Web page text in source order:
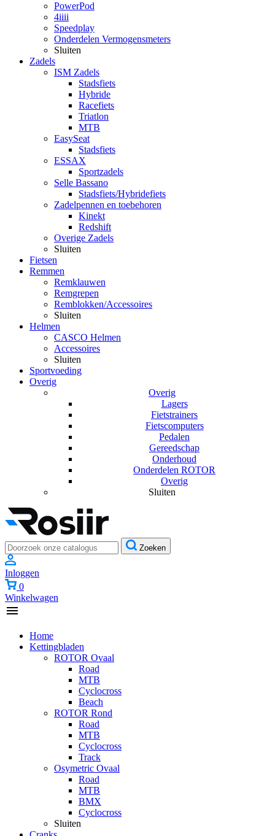
PowerPod
4iiii
Speedplay
Onderdelen Vermogensmeters
Sluiten
Zadels
ISM Zadels
Stadsfiets
Hybride
Racefiets
Triatlon
MTB
EasySeat
Stadsfiets
ESSAX
Sportzadels
Selle Bassano
Stadsfiets/Hybridefiets
Zadelpennen en toebehoren
Kinekt
Redshift
Overige Zadels
Sluiten
Fietsen
Remmen
Remklauwen
Remgrepen
Remblokken/Accessoires
Sluiten
Helmen
CASCO Helmen
Accessoires
Sluiten
Sportvoeding
Overig
Overig
Lagers
Fietstrainers
Fietscomputers
Pedalen
Gereedschap
Onderhoud
Onderdelen ROTOR
Overig
Sluiten
Zoeken
Inloggen
0
Winkelwagen
Home
Kettingbladen
ROTOR Ovaal
Road
MTB
Cyclocross
Beach
ROTOR Rond
Road
MTB
Cyclocross
Track
Osymetric Ovaal
Road
MTB
BMX
Cyclocross
Sluiten